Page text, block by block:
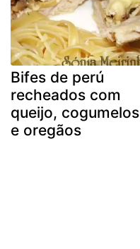
Bifes de perú
recheados com
queijo, cogumelos
e oregãos